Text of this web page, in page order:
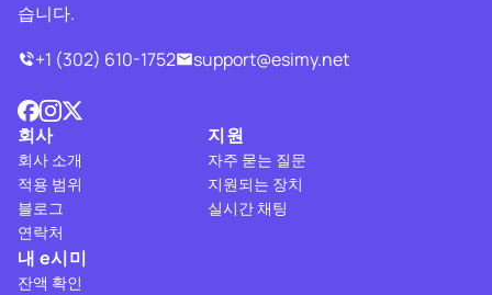
습니다.
+1 (302) 610-1752
support@esimy.net
회사
회사 소개
적용 범위
블로그
연락처
지원
자주 묻는 질문
지원되는 장치
실시간 채팅
내 e시미
잔액 확인